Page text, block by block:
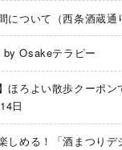
ついて（西条酒蔵通
Osakeテラピー
ほろよい散歩クーポ
日
しめる！「酒まつり